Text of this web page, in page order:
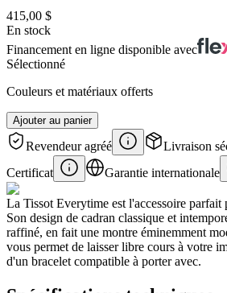
415,00 $
En stock
Financement en ligne disponible avec
Sélectionné
Couleurs et matériaux offerts
Ajouter au panier
Revendeur agréé
Livraison
Certificat
Garantie internationale
La Tissot Everytime est l'accessoire parfait
Son design de cadran classique et
raffiné, en fait une montre éminemment
vous permet de laisser libre cours à votre
d'un bracelet compatible à porter avec.